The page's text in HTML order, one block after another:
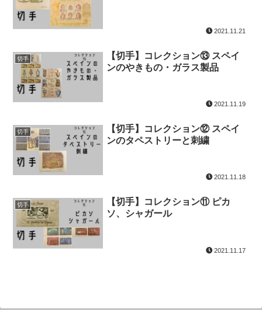
2021.11.21
切手
【切手】コレクション⑬ スペイ
ンのやきもの・ガラス製品
2021.11.19
切手
【切手】コレクション⑫ スペイ
ンのタペストリーと刺繍
2021.11.18
切手
【切手】コレクション⑪ ピカ
ソ、シャガール
2021.11.17